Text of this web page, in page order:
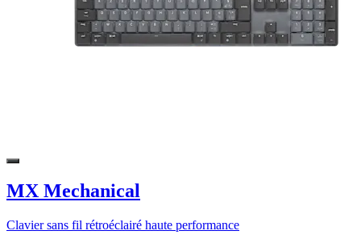
MX Mechanical
Clavier sans fil rétroéclairé haute performance